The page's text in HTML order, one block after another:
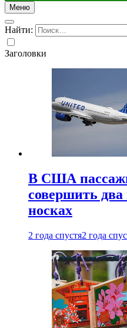
Меню
Найти:
Заголовки
В США
совершить два
носках
2 года спустя2 года